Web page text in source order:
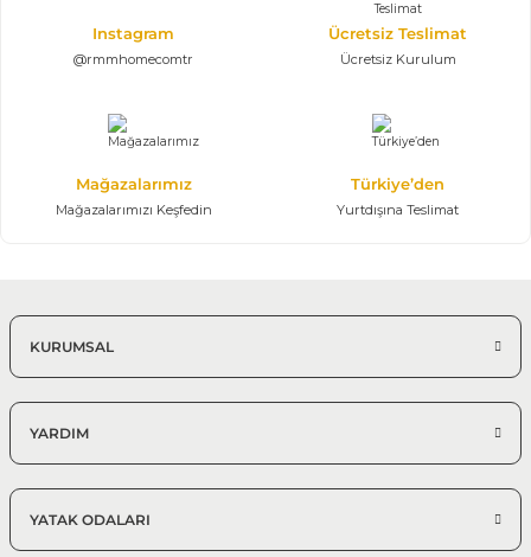
Instagram
@rmmhomecomtr
Ücretsiz Teslimat
Ücretsiz Kurulum
Mağazalarımız
Mağazalarımızı Keşfedin
Türkiye’den
Yurtdışına Teslimat
KURUMSAL
YARDIM
YATAK ODALARI